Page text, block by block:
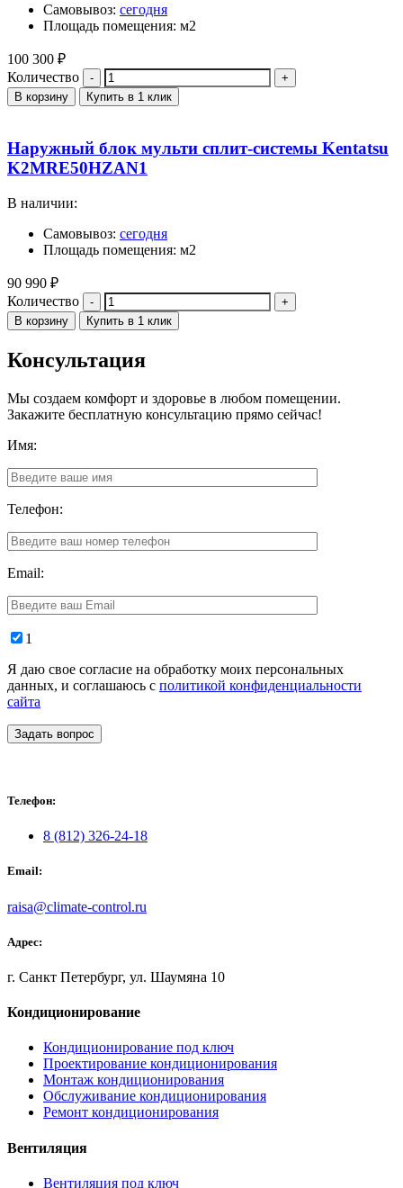
Самовывоз: сегодня
Площадь помещения: м2
100 300 ₽
Количество
В корзину Купить в 1 клик
Наружный блок мульти сплит-системы Kentatsu
K2MRE50HZAN1
В наличии:
Самовывоз: сегодня
Площадь помещения: м2
90 990 ₽
Количество
В корзину Купить в 1 клик
Консультация
Мы создаем комфорт и здоровье в любом помещении.
Закажите бесплатную консультацию прямо сейчас!
Имя:
Телефон:
Email:
1
Я даю свое согласие на обработку моих персональных
данных, и соглашаюсь с политикой конфиденциальности
сайта
Задать вопрос
Телефон:
8 (812) 326-24-18
Email:
raisa@climate-control.ru
Адрес:
г. Санкт Петербург, ул. Шаумяна 10
Кондиционирование
Кондиционирование под ключ
Проектирование кондиционирования
Монтаж кондиционирования
Обслуживание кондиционирования
Ремонт кондиционирования
Вентиляция
Вентиляция под ключ